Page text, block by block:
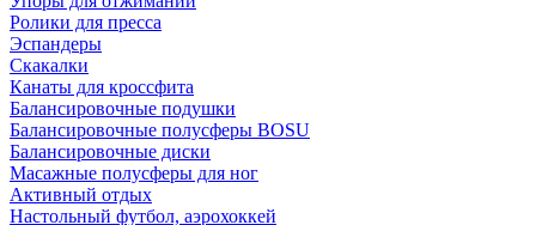
Ролики для пресса
Эспандеры
Скакалки
Канаты для кроссфита
Балансировочные подушки
Балансировочные полусферы BOSU
Балансировочные диски
Масажные полусферы для ног
Активный отдых
Настольный футбол, аэрохоккей